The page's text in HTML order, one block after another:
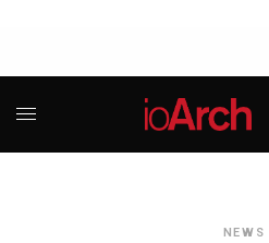
NEWS